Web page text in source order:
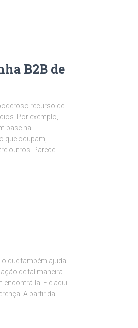
B2B de
recurso de
Por exemplo,
base na
que ocupam,
outros. Parece
que também ajuda
de tal maneira
la. E é aqui
A partir da